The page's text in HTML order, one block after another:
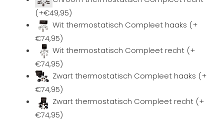
(+€49,95)
Wit thermostatisch Compleet haaks (+
€74,95)
Wit thermostatisch Compleet recht (+
€74,95)
Zwart thermostatisch Compleet haaks (+
€74,95)
Zwart thermostatisch Compleet recht (+
€74,95)